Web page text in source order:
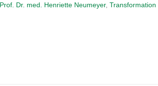
Prof. Dr. med. Henriette Neumeyer, Transformation